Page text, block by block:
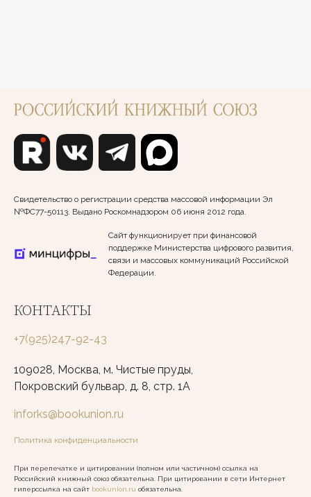
Свидетельство о регистрации средства массовой информации Эл
№ФС77-50113. Выдано Роскомнадзором 06 июня 2012 года.
Сайт функционирует при финансовой
поддержке Министерства цифрового развития,
связи и массовых коммуникаций Российской
Федерации.
КОНТАКТЫ
+7(925)247-92-43
109028, Москва, м. Чистые пруды,
Покровский бульвар, д. 8, стр. 1А
inforks@bookunion.ru
Политика конфиденциальности
При перепечатке и цитировании (полном или частичном) ссылка на
Российский книжный союз обязательна. При цитировании в сети Интернет
гиперссылка на сайт bookunion.ru обязательна.